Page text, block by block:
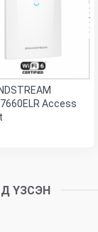
Access
ҮЗСЭН